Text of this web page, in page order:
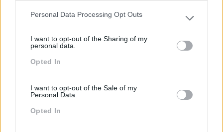
Please note that this website/app uses one or more Google
not limited to your visit or usage behaviour. You may click to
grant or deny consent to Google and its third-party tags to
use your data for below specified purposes in below Google
Personal Data Processing Opt Outs
I want to opt-out of the Sharing of my
personal data.
Opted In
I want to opt-out of the Sale of my
Personal Data.
Opted In
Subscreva a newsletter do
RHBizz aqui
. Siga-nos também no
Head Of People
Luís Silva